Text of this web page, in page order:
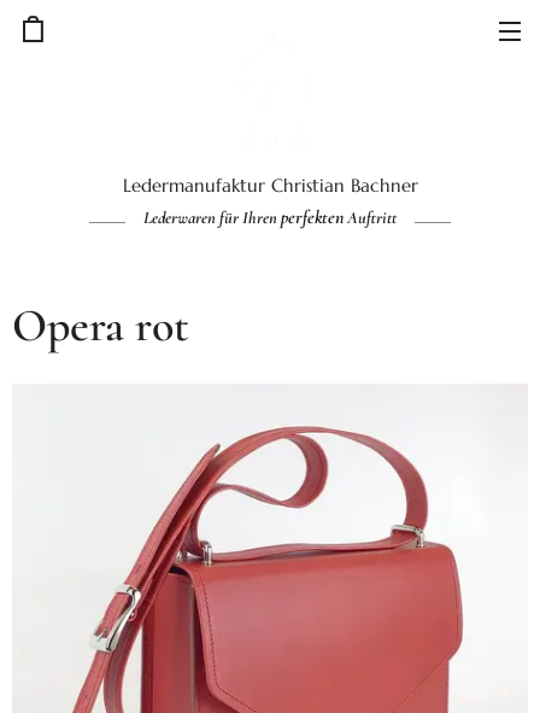
Ledermanufaktur Christian Bachner
Lederwaren für Ihren perfektenAuftritt
Opera rot